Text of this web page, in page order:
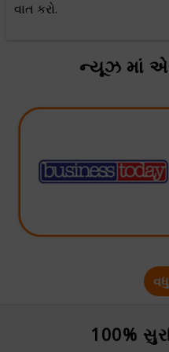
વાત કરો.
ન્યૂઝ માં
100%